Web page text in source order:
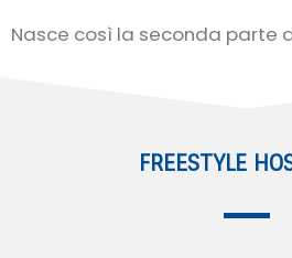
Nasce così la seconda parte
FREESTYLE